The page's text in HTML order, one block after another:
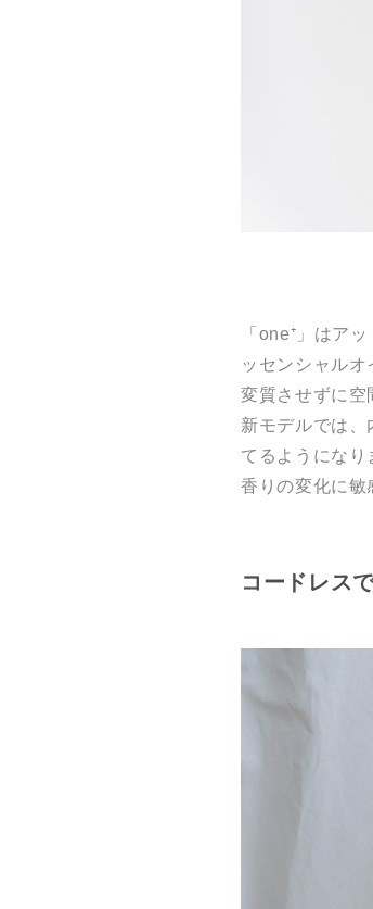
「one⁺」はア
ッセンシャル
変質させずに空
新モデルでは
てるようになり
香りの変化に敏
コードレス